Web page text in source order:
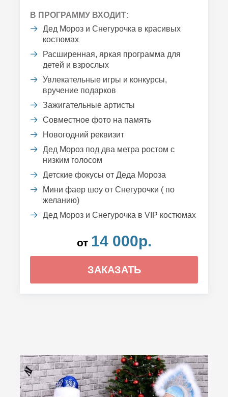
В ПРОГРАММУ ВХОДИТ:
Дед Мороз и Снегурочка в красивых
костюмах
Расширенная, яркая программа для
детей и взрослых
Увлекательные игры и конкурсы,
вручение подарков
Зажигательные артисты
Совместное фото на память
Новогодний реквизит
Дед Мороз под два метра ростом с
низким голосом
Детские фокусы от Деда Мороза
Мини фаер шоу от Снегурочки ( по
желанию)
Дед Мороз и Снегурочка в VIP костюмах
от 14 000р.
ЗАКАЗАТЬ